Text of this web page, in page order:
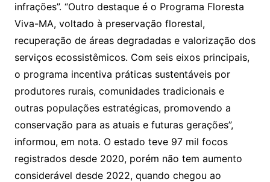
infrações”. “Outro destaque é o Programa Floresta
Viva-MA, voltado à preservação florestal,
recuperação de áreas degradadas e valorização dos
serviços ecossistêmicos. Com seis eixos principais,
o programa incentiva práticas sustentáveis por
produtores rurais, comunidades tradicionais e
outras populações estratégicas, promovendo a
conservação para as atuais e futuras gerações”,
informou, em nota. O estado teve 97 mil focos
registrados desde 2020, porém não tem aumento
considerável desde 2022, quando chegou ao